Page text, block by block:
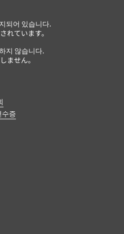
되어 있습니다.
れています。
지 않습니다.
ません。
증